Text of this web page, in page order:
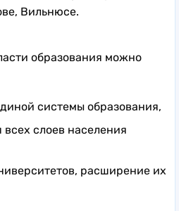
Вильнюсе.
образования можно
системы образования,
всех слоев населения
расширение их